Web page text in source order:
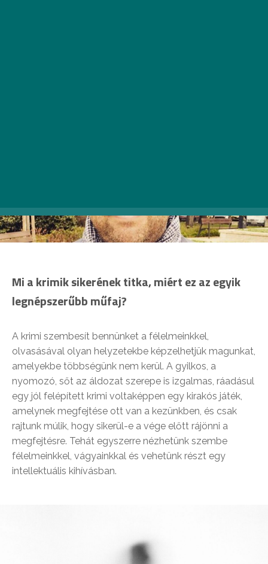
Mi a krimik sikerének titka, miért ez az egyik
legnépszerűbb műfaj?
A krimi szembesít bennünket a félelmeinkkel,
olvasásával olyan helyzetekbe képzelhetjük magunkat,
amelyekbe többségünk nem kerül. A gyilkos, a
nyomozó, sőt az áldozat szerepe is izgalmas, ráadásul
egy jól felépített krimi voltaképpen egy kirakós játék,
amelynek megfejtése ott van a kezünkben, és csak
rajtunk múlik, hogy sikerül-e a vége előtt rájönni a
megfejtésre. Tehát egyszerre nézhetünk szembe
félelmeinkkel, vágyainkkal és vehetünk részt egy
intellektuális kihívásban.